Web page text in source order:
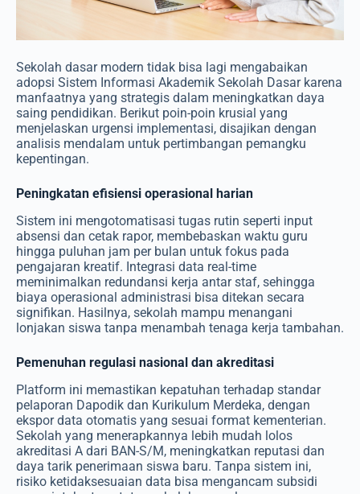
Sekolah dasar modern tidak bisa lagi mengabaikan
adopsi Sistem Informasi Akademik Sekolah Dasar karena
manfaatnya yang strategis dalam meningkatkan daya
saing pendidikan. Berikut poin-poin krusial yang
menjelaskan urgensi implementasi, disajikan dengan
analisis mendalam untuk pertimbangan pemangku
kepentingan.
Peningkatan efisiensi operasional harian
Sistem ini mengotomatisasi tugas rutin seperti input
absensi dan cetak rapor, membebaskan waktu guru
hingga puluhan jam per bulan untuk fokus pada
pengajaran kreatif. Integrasi data real-time
meminimalkan redundansi kerja antar staf, sehingga
biaya operasional administrasi bisa ditekan secara
signifikan. Hasilnya, sekolah mampu menangani
lonjakan siswa tanpa menambah tenaga kerja tambahan.
Pemenuhan regulasi nasional dan akreditasi
Platform ini memastikan kepatuhan terhadap standar
pelaporan Dapodik dan Kurikulum Merdeka, dengan
ekspor data otomatis yang sesuai format kementerian.
Sekolah yang menerapkannya lebih mudah lolos
akreditasi A dari BAN-S/M, meningkatkan reputasi dan
daya tarik penerimaan siswa baru. Tanpa sistem ini,
risiko ketidaksesuaian data bisa mengancam subsidi